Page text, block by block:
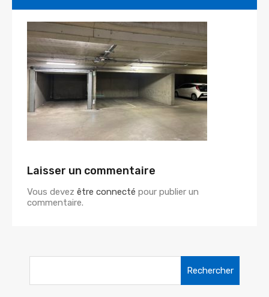
Laisser un commentaire
Vous devez être connecté pour publier un
commentaire.